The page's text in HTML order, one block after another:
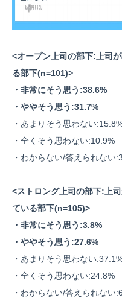
<オープン上司の部下:上司
る部下(n=101)>
・非常にそう思う:38.6%
・ややそう思う:31.7%
・あまりそう思わない
・全くそう思わない:10.9%
・わからない/答えられない
<ストロング上司の部下:上
ている部下(n=105)>
・非常にそう思う:3.8%
・ややそう思う:27.6%
・あまりそう思わない
・全くそう思わない:24.8%
・わからない/答えられない